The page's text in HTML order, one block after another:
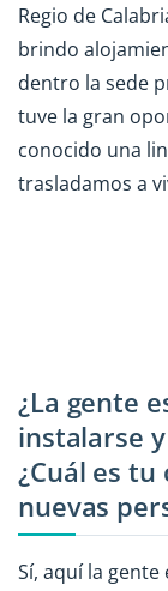
Regio de
brindo
dentro la sede
tuve la gran
conocido una
trasladamos a
¿La gente
instalarse
¿Cuál es
nuevas
Sí, aquí la